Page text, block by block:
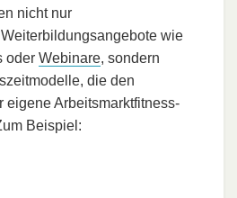
nicht nur
wie
oder Webinare, sondern
die den
eigene Arbeitsmarktfitness-
Beispiel: